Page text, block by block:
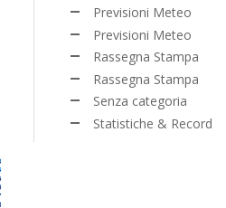
Previsioni Meteo
Previsioni Meteo
Rassegna Stampa
Rassegna Stampa
Senza categoria
Statistiche & Record